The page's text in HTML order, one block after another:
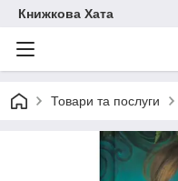
Книжкова Хата
Товари та послуги